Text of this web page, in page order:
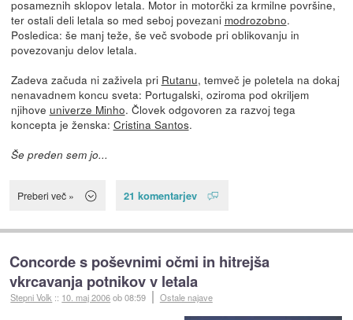
posameznih sklopov letala. Motor in motorčki za krmilne površine,
ter ostali deli letala so med seboj povezani modrozobno.
Posledica: še manj teže, še več svobode pri oblikovanju in
povezovanju delov letala.
Zadeva začuda ni zaživela pri Rutanu, temveč je poletela na dokaj
nenavadnem koncu sveta: Portugalski, oziroma pod okriljem
njihove univerze Minho. Človek odgovoren za razvoj tega
koncepta je ženska: Cristina Santos.
Še preden sem jo...
Preberi več » 21 komentarjev
Concorde s poševnimi očmi in hitrejša
vkrcavanja potnikov v letala
Stepni Volk :: 10. maj 2006ob 08:59 Ostale najave